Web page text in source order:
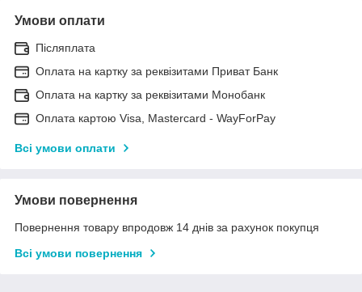
Умови оплати
Післяплата
Оплата на картку за реквізитами Приват Банк
Оплата на картку за реквізитами Монобанк
Оплата картою Visa, Mastercard - WayForPay
Всі умови оплати
Умови повернення
Повернення товару впродовж 14 днів за рахунок покупця
Всі умови повернення